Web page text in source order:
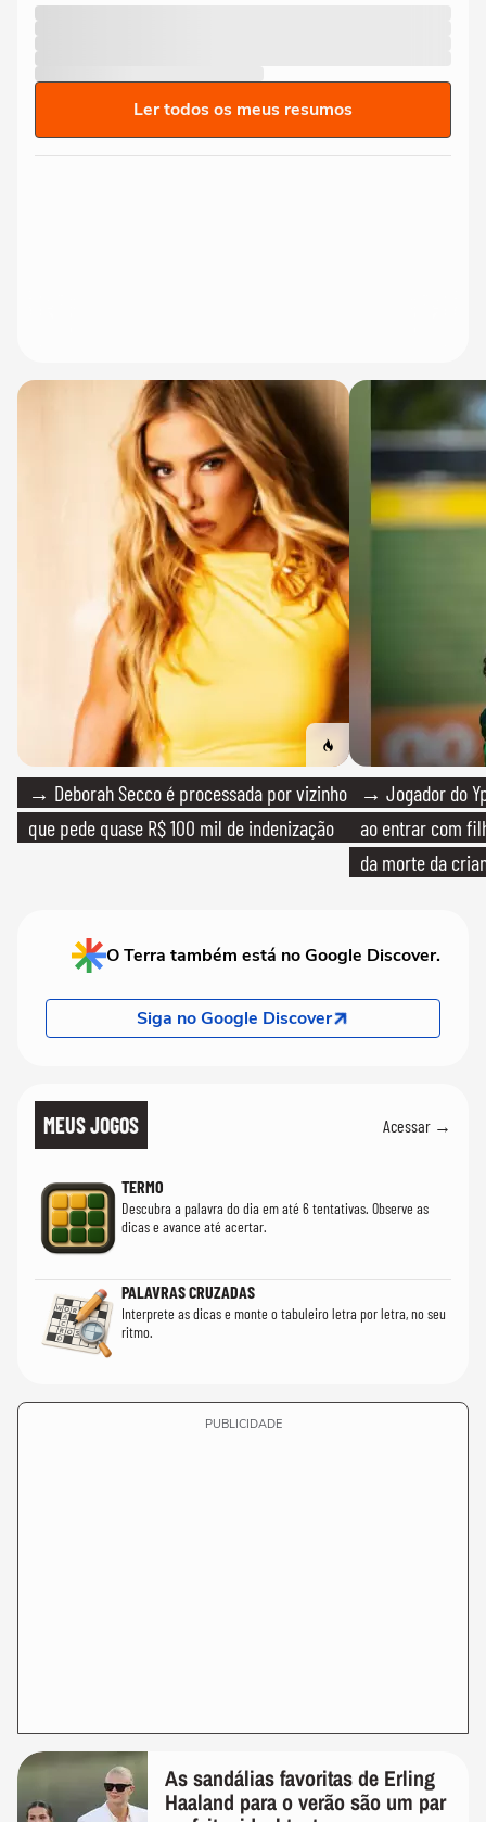
Ler todos os meus resumos
→ Deborah Secco é processada por vizinho
que pede quase R$ 100 mil de indenização
→ Jogador do
ao entrar com
da morte da
O Terra também está no Google Discover.
Siga no Google Discover
MEUS JOGOS Acessar →
TERMO
Descubra a palavra do dia em até 6 tentativas. Observe as
dicas e avance até acertar.
PALAVRAS CRUZADAS
Interprete as dicas e monte o tabuleiro letra por letra, no seu
ritmo.
PUBLICIDADE
As sandálias favoritas de Erling
Haaland para o verão são um par